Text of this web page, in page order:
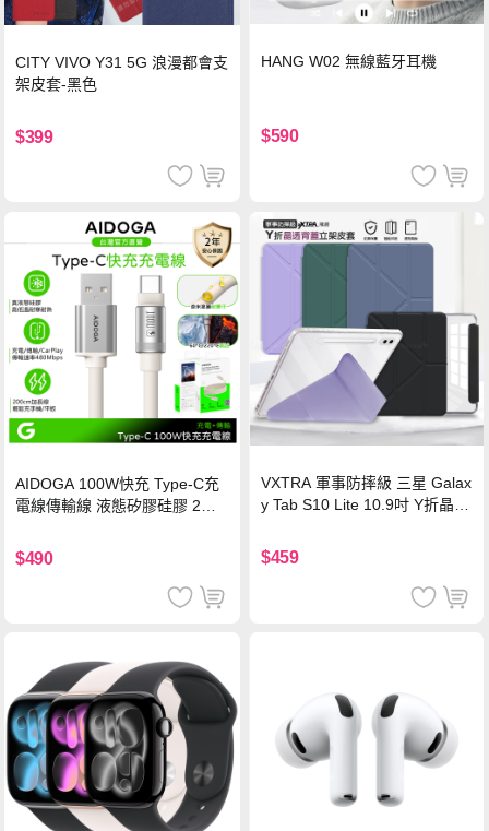
CITY VIVO Y31 5G 浪漫都會支
架皮套-黑色
$399
HANG W02 無線藍牙耳機
$590
AIDOGA 100W快充 Type-C充
電線傳輸線 液態矽膠硅膠 2M
$490
VXTRA 軍事防摔級 三星 Galax
y Tab S10 Lite 10.9吋 Y折晶透
$459